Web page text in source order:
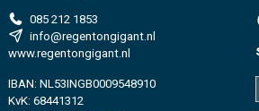
085 212 1853
info@regentongigant.nl
www.regentongigant.nl
IBAN: NL53INGB0009548910
KvK: 68441312